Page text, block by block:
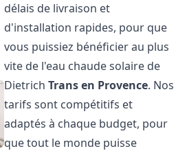
délais de livraison et
d'installation rapides, pour que
vous puissiez bénéficier au plus
vite de l'eau chaude solaire de
DietrichTrans en Provence. Nos
tarifs sont compétitifs et
adaptés à chaque budget, pour
que tout le monde puisse